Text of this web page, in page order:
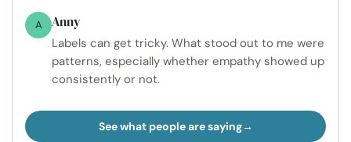
A Anny
Labels can get tricky. What stood out to me were
patterns, especially whether empathy showed up
consistently or not.
See what people are saying